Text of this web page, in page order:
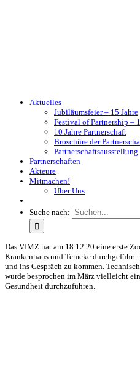
Aktuelles
Jubiläumsfeier – 15 Jahre
Festival of Partnership –
10 Jahre Partnerschaft
Broschüre der
Partnerschaftsausstellung
Partnerschaften
Akteure
Mitmachen!
Über Uns
Suche nach:
Das VIMZ hat am 18.12.20 eine erste
Krankenhaus und Temeke
und ins Gespräch zu kommen.
wurde besprochen im März vielleicht
Gesundheit durchzuführen.